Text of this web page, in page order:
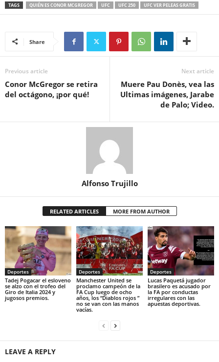
TAGS QUIÉN ES CONOR MCGREGOR UFC UFC 250 UFC VER PELEAS GRATIS
Share
Previous article
Conor McGregor se retira
del octágono, ¡por qué!
Next article
Muere Pau Donès, vea las
Ultimas imágenes, Jarabe
de Palo; Video.
Alfonso Trujillo
RELATED ARTICLES MORE FROM AUTHOR
Deportes
Tadej Pogacar el esloveno
se alzo con el trofeo del
Giro de Italia 2024 y
jugosos premios.
Deportes
Manchester United se
proclamo campeón de la
FA Cup luego de ocho
años, los “Diablos rojos ”
no se van con las manos
vacías.
Deportes
Lucas Paquetá jugador
brasilero es acusado por
la FA por conductas
irregulares con las
apuestas deportivas.
LEAVE A REPLY